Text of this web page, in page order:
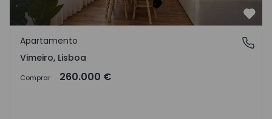
Vimeiro, Lisboa
Apartamento
Vimeiro, Lisboa
Comprar 260.000 €